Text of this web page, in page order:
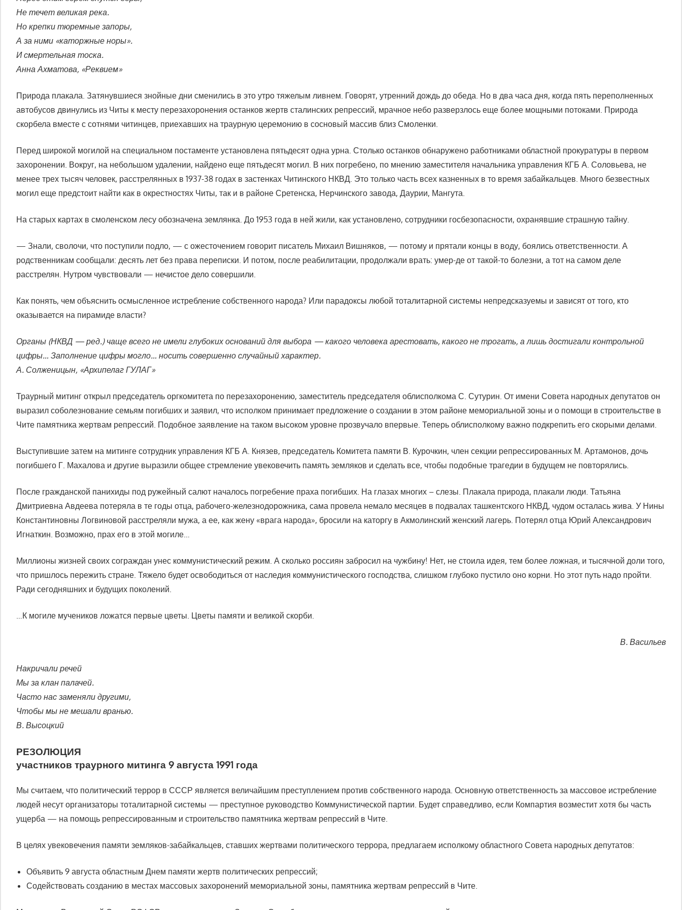
Не течет великая река.
Но крепки тюремные запоры,
А за ними «каторжные норы».
И смертельная тоска.
Анна Ахматова, «Реквием»
Природа плакала. Затянувшиеся знойные дни сменились в это утро тяжелым ливнем. Говорят, утренний дождь до обеда. Но в два часа дня, когда пять переполненных
автобусов двинулись из Читы к месту перезахоронения останков жертв сталинских репрессий, мрачное небо разверзлось еще более мощными потоками. Природа
скорбела вместе с сотнями читинцев, приехавших на траурную церемонию в сосновый массив близ Смоленки.
Перед широкой могилой на специальном постаменте установлена пятьдесят одна урна. Столько останков обнаружено работниками областной прокуратуры в первом
захоронении. Вокруг, на небольшом удалении, найдено еще пятьдесят могил. В них погребено, по мнению заместителя начальника управления КГБ А. Соловьева, не
менее трех тысяч человек, расстрелянных в 1937-38 годах в застенках Читинского НКВД. Это только часть всех казненных в то время забайкальцев. Много безвестных
могил еще предстоит найти как в окрестностях Читы, так и в районе Сретенска, Нерчинского завода, Даурии, Мангута.
На старых картах в смоленском лесу обозначена землянка. До 1953 года в ней жили, как установлено, сотрудники госбезопасности, охранявшие страшную тайну.
— Знали, сволочи, что поступили подло, — с ожесточением говорит писатель Михаил Вишняков, — потому и прятали концы в воду, боялись ответственности. А
родственникам сообщали: десять лет без права переписки. И потом, после реабилитации, продолжали врать: умер-де от такой-то болезни, а тот на самом деле
расстрелян. Нутром чувствовали — нечистое дело совершили.
Как понять, чем объяснить осмысленное истребление собственного народа? Или парадоксы любой тоталитарной системы непредсказуемы и зависят от того, кто
оказывается на пирамиде власти?
Органы (НКВД — ред.) чаще всего не имели глубоких оснований для выбора — какого человека арестовать, какого не трогать, а лишь достигали контрольной
цифры… Заполнение цифры могло… носить совершенно случайный характер.
А. Солженицын, «Архипелаг ГУЛАГ»
Траурный митинг открыл председатель оргкомитета по перезахоронению, заместитель председателя облисполкома С. Сутурин. От имени Совета народных депутатов он
выразил соболезнование семьям погибших и заявил, что исполком принимает предложение о создании в этом районе мемориальной зоны и о помощи в строительстве в
Чите памятника жертвам репрессий. Подобное заявление на таком высоком уровне прозвучало впервые. Теперь облисполкому важно подкрепить его скорыми делами.
Выступившие затем на митинге сотрудник управления КГБ А. Князев, председатель Комитета памяти В. Курочкин, член секции репрессированных М. Артамонов, дочь
погибшего Г. Махалова и другие выразили общее стремление увековечить память земляков и сделать все, чтобы подобные трагедии в будущем не повторялись.
После гражданской панихиды под ружейный салют началось погребение праха погибших. На глазах многих – слезы. Плакала природа, плакали люди. Татьяна
Дмитриевна Авдеева потеряла в те годы отца, рабочего-железнодорожника, сама провела немало месяцев в подвалах ташкентского НКВД, чудом осталась жива. У Нины
Константиновны Логвиновой расстреляли мужа, а ее, как жену «врага народа», бросили на каторгу в Акмолинский женский лагерь. Потерял отца Юрий Александрович
Игнаткин. Возможно, прах его в этой могиле…
Миллионы жизней своих сограждан унес коммунистический режим. А сколько россиян забросил на чужбину! Нет, не стоила идея, тем более ложная, и тысячной доли того,
что пришлось пережить стране. Тяжело будет освободиться от наследия коммунистического господства, слишком глубоко пустило оно корни. Но этот путь надо пройти.
Ради сегодняшних и будущих поколений.
…К могиле мучеников ложатся первые цветы. Цветы памяти и великой скорби.
В. Васильев
Накричали речей
Мы за клан палачей.
Часто нас заменяли другими,
Чтобы мы не мешали вранью.
В. Высоцкий
РЕЗОЛЮЦИЯ
участников траурного митинга 9 августа 1991 года
Мы считаем, что политический террор в СССР является величайшим преступлением против собственного народа. Основную ответственность за массовое истребление
людей несут организаторы тоталитарной системы — преступное руководство Коммунистической партии. Будет справедливо, если Компартия возместит хотя бы часть
ущерба — на помощь репрессированным и строительство памятника жертвам репрессий в Чите.
В целях увековечения памяти земляков-забайкальцев, ставших жертвами политического террора, предлагаем исполкому областного Совета народных депутатов:
Объявить 9 августа областным Днем памяти жертв политических репрессий;
Содействовать созданию в местах массовых захоронений мемориальной зоны, памятника жертвам репрессий в Чите.